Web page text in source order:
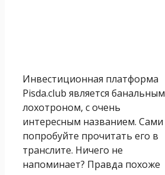
Инвестиционная платформа
Pisda.club является банальным
лохотроном, с очень
интересным названием. Сами
попробуйте прочитать его в
транслите. Ничего не
напоминает? Правда похоже